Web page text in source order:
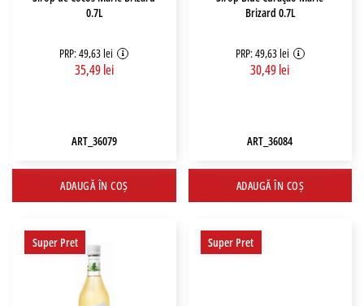
0.7L
PRP: 49,63 lei
35,49 lei
ART_36079
ADAUGĂ ÎN COȘ
Brizard 0.7L
PRP: 49,63 lei
30,49 lei
ART_36084
ADAUGĂ ÎN COȘ
Super Pret Super Pret